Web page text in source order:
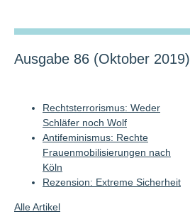
Ausgabe 86 (Oktober 2019)
Rechtsterrorismus: Weder
Schläfer noch Wolf
Antifeminismus: Rechte
Frauenmobilisierungen nach
Köln
Rezension: Extreme Sicherheit
Alle Artikel